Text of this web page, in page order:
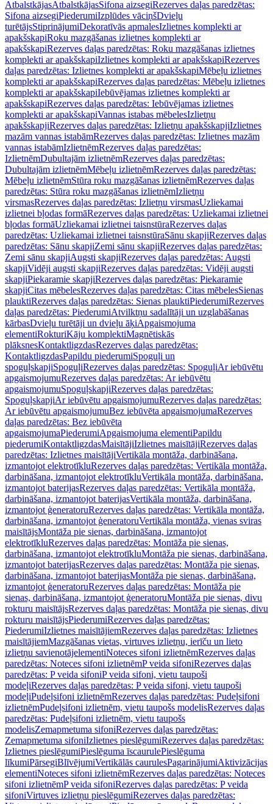
AtbalstkājasAtbalstkājasSifona aizsegiRezerves daļas paredzētas:
Sifona aizsegiPiederumiIzplūdes vāciņšDvieļu
turētājsStiprinājumiDekoratīvās apmalesIzlietnes komplekti ar
apakšskapiRoku mazgāšanas izlietnes komplekti ar
apakšskapiRezerves daļas paredzētas: Roku mazgāšanas izlietnes
komplekti ar apakšskapiIzlietnes komplekti ar apakšskapiRezerves
daļas paredzētas: Izlietnes komplekti ar apakšskapiMēbeļu izlietnes
komplekti ar apakšskapiRezerves daļas paredzētas: Mēbeļu izlietnes
komplekti ar apakšskapiIebūvējamas izlietnes komplekti ar
apakšskapiRezerves daļas paredzētas: Iebūvējamas izlietnes
komplekti ar apakšskapiVannas istabas mēbelesIzlietņu
apakšskapjiRezerves daļas paredzētas: Izlietņu apakšskapjiIzlietnes
mazām vannas istabāmRezerves daļas paredzētas: Izlietnes mazām
vannas istabāmIzlietnēmRezerves daļas paredzētas:
IzlietnēmDubultajām izlietnēmRezerves daļas paredzētas:
Dubultajām izlietnēmMēbeļu izlietnēmRezerves daļas paredzētas:
Mēbeļu izlietnēmStūra roku mazgāšanas izlietnēmRezerves daļas
paredzētas: Stūra roku mazgāšanas izlietnēmIzlietņu
virsmasRezerves daļas paredzētas: Izlietņu virsmasUzliekamai
izlietnei bļodas formāRezerves daļas paredzētas: Uzliekamai izlietnei
bļodas formāUzliekamai izlietnei taisnstūraRezerves daļas
paredzētas: Uzliekamai izlietnei taisnstūraSānu skapjiRezerves daļas
paredzētas: Sānu skapjiZemi sānu skapjiRezerves daļas paredzētas:
Zemi sānu skapjiAugsti skapjiRezerves daļas paredzētas: Augsti
skapjiVidēji augsti skapjiRezerves daļas paredzētas: Vidēji augsti
skapjiPiekaramie skapjiRezerves daļas paredzētas: Piekaramie
skapjiCitas mēbelesRezerves daļas paredzētas: Citas mēbelesSienas
plauktiRezerves daļas paredzētas: Sienas plauktiPiederumiRezerves
daļas paredzētas: PiederumiAtvilktņu sadalītāji un uzglabāšanas
kārbasDvieļu turētāji un dvieļu āķiApgaismojuma
elementiRokturiKāju komplektiMagnētiskās
plāksnesKontaktligzdasRezerves daļas paredzētas:
KontaktligzdasPapildu piederumiSpoguļi un
spoguļskapjiSpoguļiRezerves daļas paredzētas: SpoguļiAr iebūvētu
apgaismojumuRezerves daļas paredzētas: Ar iebūvētu
apgaismojumuSpoguļskapjiRezerves daļas paredzētas:
SpoguļskapjiAr iebūvētu apgaismojumuRezerves daļas paredzētas:
Ar iebūvētu apgaismojumuBez iebūvēta apgaismojumaRezerves
daļas paredzētas: Bez iebūvēta
apgaismojumaPiederumiApgaismojuma elementiPapildu
piederumiKontaktligzdasMaisītājiIzlietnes maisītājiRezerves daļas
paredzētas: Izlietnes maisītājiVertikāla montāža, darbināšana,
izmantojot elektrotīkluRezerves daļas paredzētas: Vertikāla montāža,
darbināšana, izmantojot elektrotīkluVertikāla montāža, darbināšana,
izmantojot baterijasRezerves daļas paredzētas: Vertikāla montāža,
darbināšana, izmantojot baterijasVertikāla montāža, darbināšana,
izmantojot ģeneratoruRezerves daļas paredzētas: Vertikāla montāža,
darbināšana, izmantojot ģeneratoruVertikāla montāža, vienas sviras
maisītājsMontāža pie sienas, darbināšana, izmantojot
elektrotīkluRezerves daļas paredzētas: Montāža pie sienas,
darbināšana, izmantojot elektrotīkluMontāža pie sienas, darbināšana,
izmantojot baterijasRezerves daļas paredzētas: Montāža pie sienas,
darbināšana, izmantojot baterijasMontāža pie sienas, darbināšana,
izmantojot ģeneratoruRezerves daļas paredzētas: Montāža pie
sienas, darbināšana, izmantojot ģeneratoruMontāža pie sienas, divu
rokturu maisītājsRezerves daļas paredzētas: Montāža pie sienas, divu
rokturu maisītājsPiederumiRezerves daļas paredzētas:
PiederumiIzlietnes maisītājiemRezerves daļas paredzētas: Izlietnes
maisītājiemMazgāšanas vietas, virtuves izlietņu, ierīču un lieto
izlietņu savienotājelementiNoteces sifoni izlietnēmRezerves daļas
paredzētas: Noteces sifoni izlietnēmP veida sifoniRezerves daļas
paredzētas: P veida sifoniP veida sifoni, vietu taupoši
modeļiRezerves daļas paredzētas: P veida sifoni, vietu taupoši
modeļiPudeļsifoni izlietnēmRezerves daļas paredzētas: Pudeļsifoni
izlietnēmPudeļsifoni izlietnēm, vietu taupošs modelisRezerves daļas
paredzētas: Pudeļsifoni izlietnēm, vietu taupošs
modelisZemapmetuma sifoniRezerves daļas paredzētas:
Zemapmetuma sifoniIzlietnes pieslēgumiRezerves daļas paredzētas:
Izlietnes pieslēgumiPieslēguma īscaurulePieslēguma
līkumiPārsegiBlīvējumiVertikālās caurulesPagarinājumiAktivizācijas
elementiNoteces sifoni izlietnēmRezerves daļas paredzētas: Noteces
sifoni izlietnēmP veida sifoniRezerves daļas paredzētas: P veida
sifoniVirtuves izlietņu pieslēgumiRezerves daļas paredzētas: